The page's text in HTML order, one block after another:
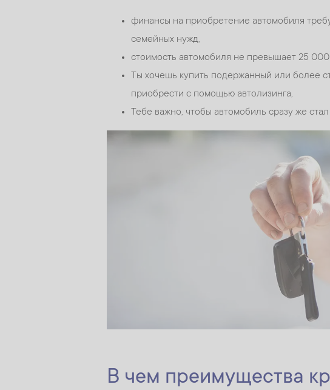
финансы на приобретение автомобиля
семейных нужд,
стоимость автомобиля не превышает 25 000
Ты хочешь купить подержанный или более
приобрести с помощью автолизинга,
Тебе важно, чтобы автомобиль сразу же
В чем преимущества